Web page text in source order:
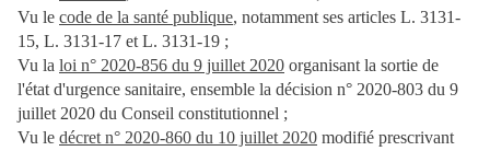
Vu le code de la santé publique, notamment ses articles L. 3131-
15, L. 3131-17 et L. 3131-19 ;
Vu la loi n° 2020-856 du 9 juillet 2020 organisant la sortie de
l'état d'urgence sanitaire, ensemble la décision n° 2020-803 du 9
juillet 2020 du Conseil constitutionnel ;
Vu le décret n° 2020-860 du 10 juillet 2020 modifié prescrivant